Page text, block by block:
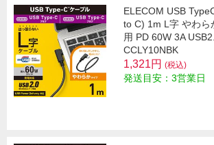
ELECOM USB
to C) 1m L字 やわら
用 PD 60W 3A
CCLY10NBK
1,321円 (税込)
発送目安：3営業日